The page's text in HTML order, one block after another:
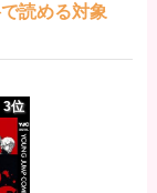
読める対象
3位